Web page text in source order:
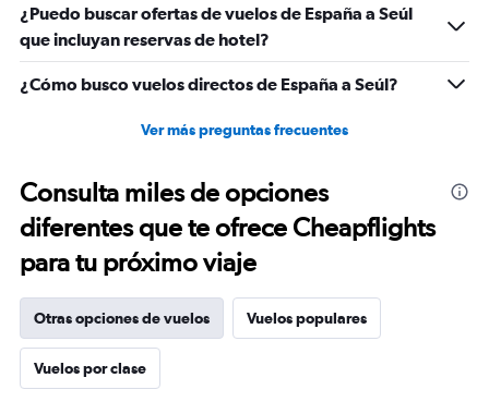
¿Puedo buscar ofertas de vuelos de España a Seúl
que incluyan reservas de hotel?
¿Cómo busco vuelos directos de España a Seúl?
Ver más preguntas frecuentes
Consulta miles de opciones
diferentes que te ofrece Cheapflights
para tu próximo viaje
Otras opciones de vuelos Vuelos populares
Vuelos por clase